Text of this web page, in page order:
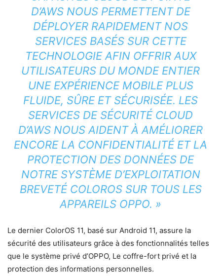
D’AWS NOUS PERMETTENT DE
DÉPLOYER RAPIDEMENT NOS
SERVICES BASÉS SUR CETTE
TECHNOLOGIE AFIN OFFRIR AUX
UTILISATEURS DU MONDE ENTIER
UNE EXPÉRIENCE MOBILE PLUS
FLUIDE, SÛRE ET SÉCURISÉE. LES
SERVICES DE SÉCURITÉ CLOUD
D’AWS NOUS AIDENT À AMÉLIORER
ENCORE LA CONFIDENTIALITÉ ET LA
PROTECTION DES DONNÉES DE
NOTRE SYSTÈME D’EXPLOITATION
BREVETÉ COLOROS SUR TOUS LES
APPAREILS OPPO. »
Le dernier ColorOS 11, basé sur Android 11, assure la
sécurité des utilisateurs grâce à des fonctionnalités telles
que le système privé d’OPPO, Le coffre-fort privé et la
protection des informations personnelles.